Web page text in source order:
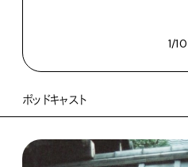
1/10
ポッドキャスト